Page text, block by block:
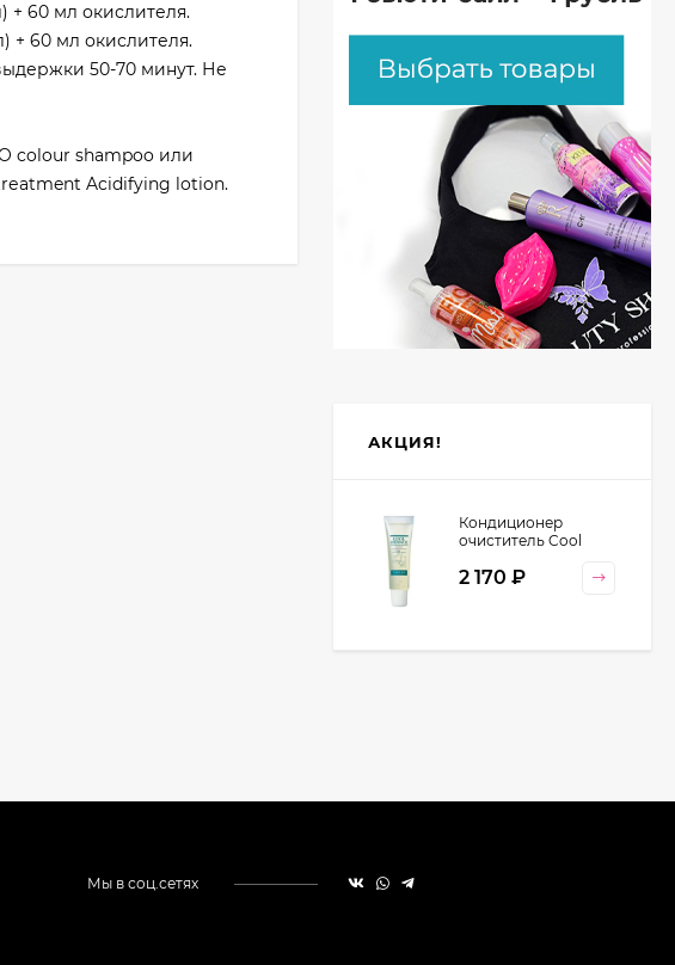
+ 60 мл окислителя.
+ 60 мл окислителя.
50-70 минут. Не
colour shampoo или
Acidifying lotion.
АКЦИЯ!
Кондиционер
очиститель Cool
Cosmetics, 130 гр
2 170 ₽
Мы в соц.сетях